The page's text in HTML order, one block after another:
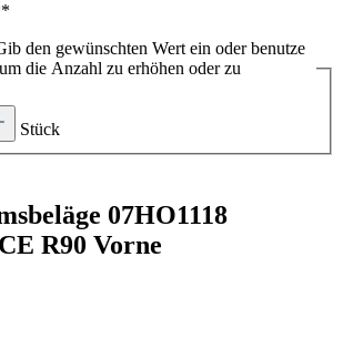
den gewünschten Wert ein oder benutze
die Anzahl zu erhöhen oder zu
Stück
07HO1118
R90 Vorne